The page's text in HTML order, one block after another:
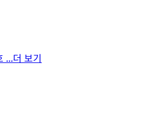
...더 보기